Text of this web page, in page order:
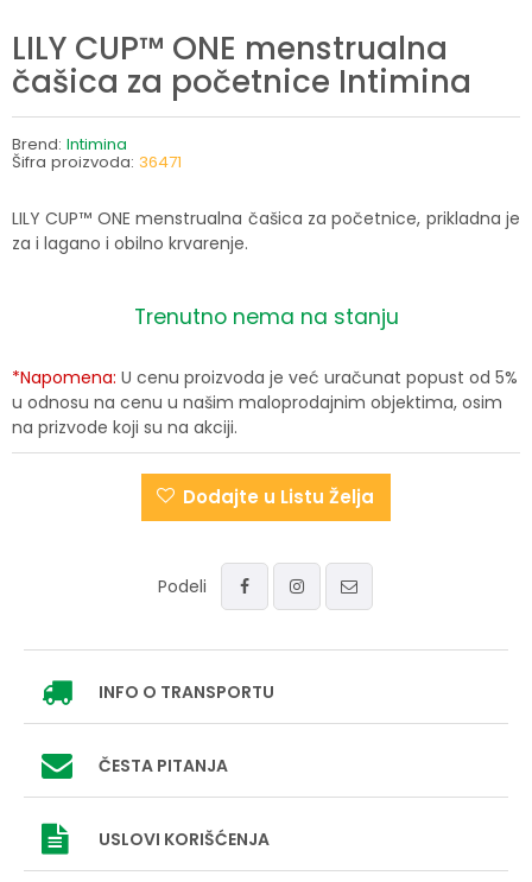
LILY CUP™ ONE menstrualna
čašica za početnice Intimina
Brend: Intimina
Šifra proizvoda: 36471
LILY CUP™ ONE menstrualna čašica za početnice, prikladna je
za i lagano i obilno krvarenje.
Trenutno nema na stanju
*Napomena: U cenu proizvoda je već uračunat popust od 5%
u odnosu na cenu u našim maloprodajnim objektima, osim
na prizvode koji su na akciji.
Dodajte u Listu Želja
Podeli
INFO O TRANSPORTU
ČESTA PITANJA
USLOVI KORIŠĆENJA